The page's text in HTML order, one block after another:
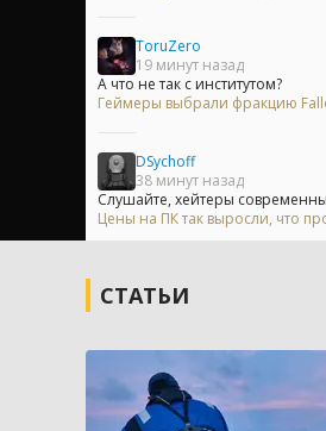
ToruZero
19 минут назад
А что не так с институтом?
Геймеры выбрали фракцию
DSychoff
38 минут назад
Слушайте, хейтеры
Цены на ПК так выросли, что
СТАТЬИ